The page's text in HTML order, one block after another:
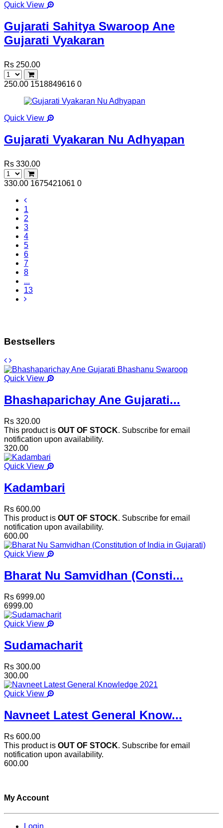
Quick View
Gujarati Sahitya Swaroop Ane
Gujarati Vyakaran
Rs 250.00
250.00 1518849616 0
Quick View
Gujarati Vyakaran Nu Adhyapan
Rs 330.00
330.00 1675421061 0
1
2
3
4
5
6
7
8
...
13
Bestsellers
Quick View
Bhashaparichay Ane Gujarati...
Rs 320.00
This product is OUT OF STOCK. Subscribe for email
notification upon availability.
320.00
Quick View
Kadambari
Rs 600.00
This product is OUT OF STOCK. Subscribe for email
notification upon availability.
600.00
Quick View
Bharat Nu Samvidhan (Consti...
Rs 6999.00
6999.00
Quick View
Sudamacharit
Rs 300.00
300.00
Quick View
Navneet Latest General Know...
Rs 600.00
This product is OUT OF STOCK. Subscribe for email
notification upon availability.
600.00
My Account
Login